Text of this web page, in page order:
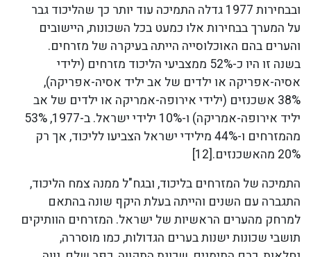
ובבחירות 1977 גדלה התמיכה עוד יותר כך שהליכוד גבר
על המערך בבחירות אלו כמעט בכל השכונות, היישובים
והערים בהם האוכלוסייה הייתה בעיקרה של מזרחים.
בשנה זו היו כ-52% ממצביעי הליכוד מזרחים (ילידי
אסיה-אפריקה או ילדים של אב יליד אסיה-אפריקה),
38% אשכנזים (ילידי אירופה-אמריקה או ילדים של אב
יליד אירופה-אמריקה) ו-10% ילידי ישראל. ב-1977, 53%
מהמזרחים ו-44% מילידי ישראל הצביעו לליכוד, אך רק
20% מהאשכנזים.[12]
התמיכה של המזרחים בליכוד, ובגח"ל ממנה צמח הליכוד,
התגברה עם השנים והייתה בעלת היקף שונה בהתאם
למרחק מהערים הראשיות של ישראל. המזרחים הוותיקים
תושבי שכונות ישנות בערים הגדולות, כמו מוסררה,